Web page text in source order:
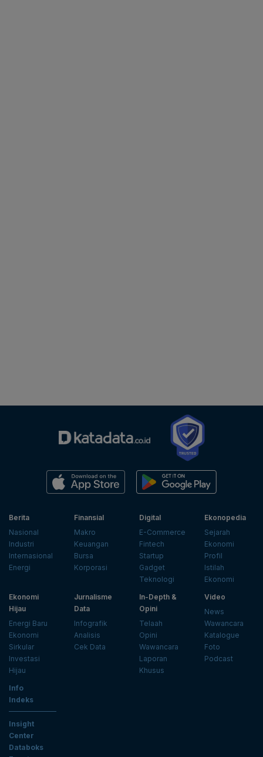
Berita
Nasional
Industri
Internasional
Energi
Finansial
Makro
Keuangan
Bursa
Korporasi
Digital
E-Commerce
Fintech
Startup
Gadget
Teknologi
Ekonopedia
Sejarah
Ekonomi
Profil
Istilah
Ekonomi
Ekonomi
Hijau
Energi Baru
Ekonomi
Sirkular
Investasi
Hijau
Jurnalisme
Data
Infografik
Analisis
Cek Data
In-Depth &
Opini
Telaah
Opini
Wawancara
Laporan
Khusus
Video
News
Wawancara
Katalogue
Foto
Podcast
Info
Indeks
Insight
Center
Databoks